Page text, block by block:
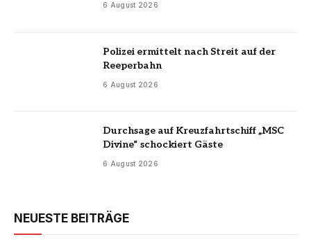
6 August 2026
Polizei ermittelt nach Streit auf der
Reeperbahn
6 August 2026
Durchsage auf Kreuzfahrtschiff „MSC
Divine“ schockiert Gäste
6 August 2026
NEUESTE BEITRÄGE